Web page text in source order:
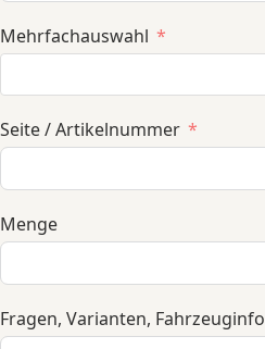
Mehrfachauswahl
Seite / Artikelnummer
Menge
Fragen, Varianten, Fahrzeuginfo